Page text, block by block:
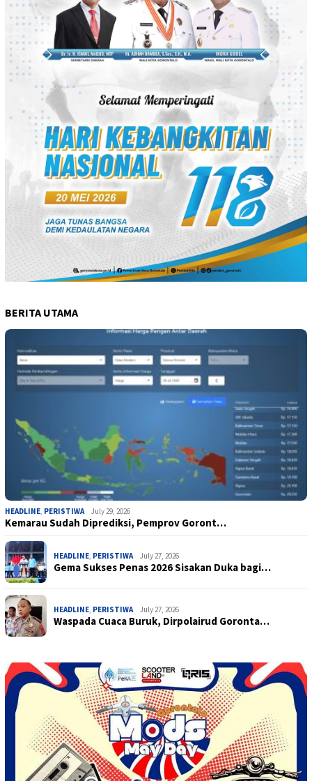
BERITA UTAMA
HEADLINE PERISTIWA July 29, 2026
Kemarau Sudah Diprediksi, Pemprov Goront…
HEADLINE PERISTIWA July 27, 2026
Gema Sukses Penas 2026 Sisakan Duka bagi…
HEADLINE PERISTIWA July 27, 2026
Waspada Cuaca Buruk, Dirpolairud Goronta…